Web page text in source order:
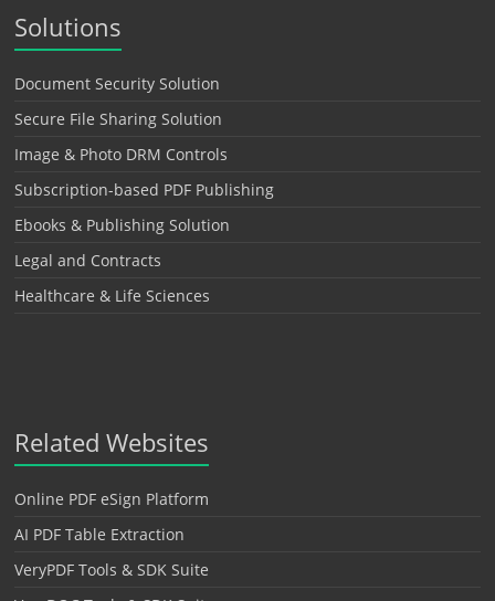
Solutions
Document Security Solution
Secure File Sharing Solution
Image & Photo DRM Controls
Subscription-based PDF Publishing
Ebooks & Publishing Solution
Legal and Contracts
Healthcare & Life Sciences
Related Websites
Online PDF eSign Platform
AI PDF Table Extraction
VeryPDF Tools & SDK Suite